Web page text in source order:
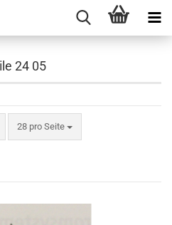
24 05
28 pro Seite
pro Seite